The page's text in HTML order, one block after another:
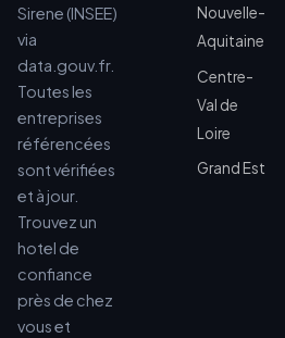
Sirene (INSEE)
via
data.gouv.fr.
Toutes les
entreprises
référencées
sont vérifiées
et à jour.
Trouvez un
hotel de
confiance
près de chez
vous et
Nouvelle-
Aquitaine
Centre-
Val de
Loire
Grand Est